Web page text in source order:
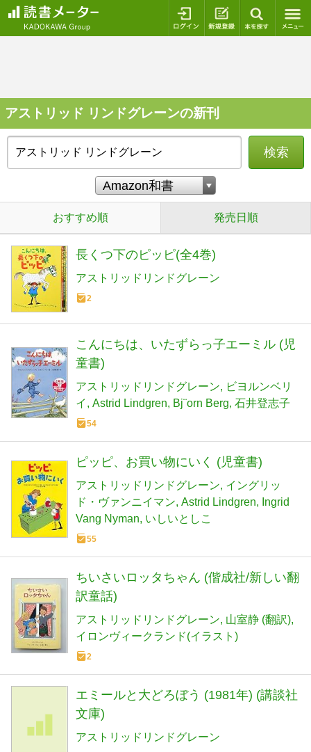
ログイン 新規登録
アストリッド リンドグレーンの新刊
検索
おすすめ順 発売日順
長くつ下のピッピ(全4巻)
アストリッドリンドグレーン
2
こんにちは、いたずらっ子エーミル (児
童書)
アストリッドリンドグレーン
ビヨルンベリ
イ
Astrid Lindgren Bj¨orn Berg 石井登志子
54
ピッピ、お買い物にいく (児童書)
アストリッドリンドグレーン イングリッ
ド・ヴァンニイマン Astrid Lindgren
Ingrid
Vang Nyman いしいとしこ
55
ちいさいロッタちゃん (偕成社/新しい翻
訳童話)
アストリッドリンドグレーン 山室静 (翻訳)
イロンヴィークランド(イラスト)
2
エミールと大どろぼう (1981年) (講談社
文庫)
アストリッドリンドグレーン